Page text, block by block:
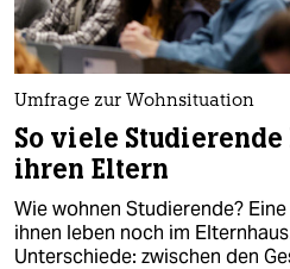
Umfrage zur Wohnsituation
So viele
ihren Eltern
Wie wohnen Studierende?
ihnen leben noch im
Unterschiede: zwischen den